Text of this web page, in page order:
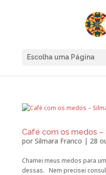
Escolha uma Página
Café com os medos –
por Silmara Franco | 28
Chamei meus medos para
dessas. Nem precisei